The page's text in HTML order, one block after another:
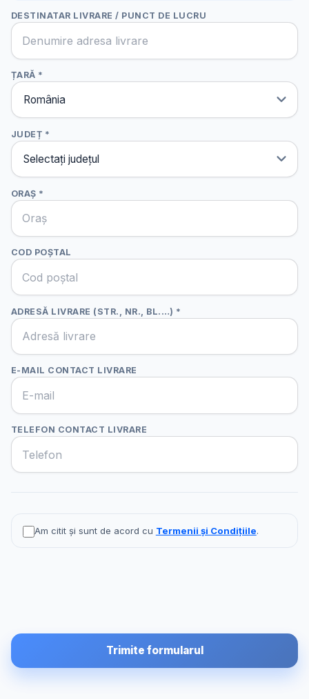
DESTINATAR LIVRARE / PUNCT DE LUCRU
ȚARĂ *
JUDEȚ *
ORAȘ *
COD POȘTAL
ADRESĂ LIVRARE (STR., NR., BL.…) *
E-MAIL CONTACT LIVRARE
TELEFON CONTACT LIVRARE
Am citit și sunt de acord cu Termenii și Condițiile.
Trimite formularul